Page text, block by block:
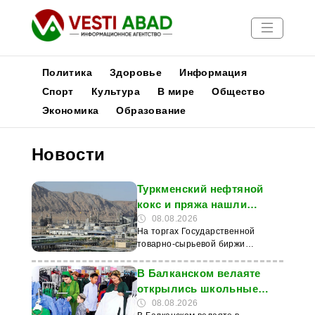
Новости
Медиа
Афиша
Политика Здоровье
Информация
Спорт
Культура В мире
Общество
Экономика
Образование
Новости
Туркменский нефтяной
кокс и пряжа нашли
покупателей на бирже
08.08.2026
На торгах Государственной
товарно-сырьевой биржи
заключены сделки на закупку
нефтяного кокса на сумму 150
млн манатов, сообщили в ГТСБТ.
Об этом передает интернет-
В Балканском велаяте
открылись школьные
базары к новому
08.08.2026